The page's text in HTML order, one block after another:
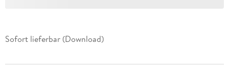
Sofort lieferbar (Download)